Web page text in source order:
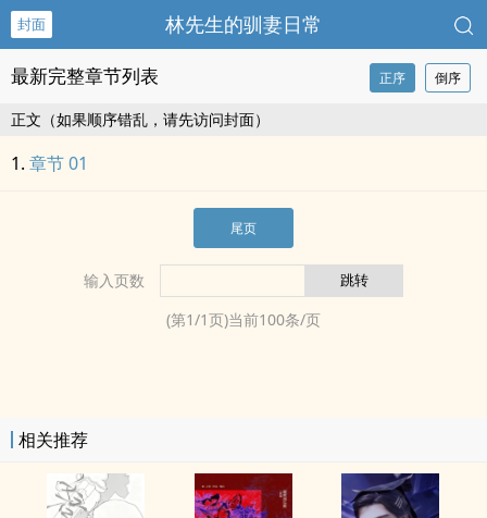
封面 林先生的驯妻日常
最新完整章节列表 正序 倒序
正文（如果顺序错乱，请先访问封面）
章节 01
尾页
输入页数
(第1/1页)当前100条/页
相关推荐